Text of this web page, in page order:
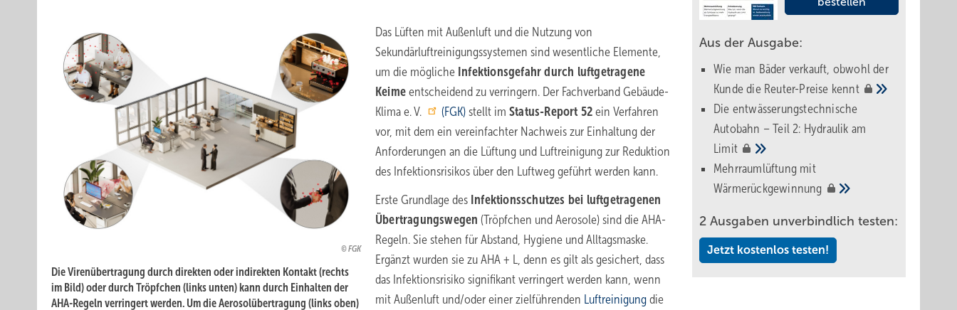
FGK
Die Virenübertragung durch direkten oder indirekten Kontakt (rechts
im Bild) oder durch Tröpfchen (links unten) kann durch Einhalten der
AHA-Regeln verringert werden. Um die Aerosolübertragung (links oben)
Das Lüften mit Außenluft und die Nutzung von
Sekundärluftreinigungssystemen sind wesentliche Elemente,
um die mögliche Infektionsgefahr durch luftgetragene
Keime entscheidend zu verringern. Der Fachverband Gebäude-
Klima e. V.
(FGK) stellt im Status-Report 52 ein Verfahren
vor, mit dem ein vereinfachter Nachweis zur Einhaltung der
Anforderungen an die Lüftung und Luftreinigung zur Reduktion
des Infektionsrisikos über den Luftweg geführt werden kann.
Erste Grundlage des Infektionsschutzes bei luftgetragenen
Übertragungswegen (Tröpfchen und Aerosole) sind die AHA-
Regeln. Sie stehen für Abstand, Hygiene und Alltagsmaske.
Ergänzt wurden sie zu AHA + L, denn es gilt als gesichert, dass
das Infektionsrisiko signifikant verringert werden kann, wenn
mit Außenluft und/oder einer zielführenden Luftreinigung die
Aus der Ausgabe:
Wie man Bäder verkauft, obwohl der
Kunde die Reuter-Preise kennt
Die entwässerungstechnische
Autobahn – Teil 2: Hydraulik am
Limit
Mehrraumlüftung mit
Wärmerückgewinnung
2 Ausgaben unverbindlich testen:
Jetzt kostenlos testen!